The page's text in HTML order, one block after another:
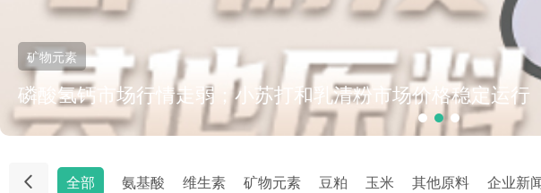
氨基酸
中国氨基酸市场苏氨酸价格稳定略强，其他品类稳中震荡
上升
全部 氨基酸 维生素 矿物元素 豆粕 玉米 其他原料 企业新